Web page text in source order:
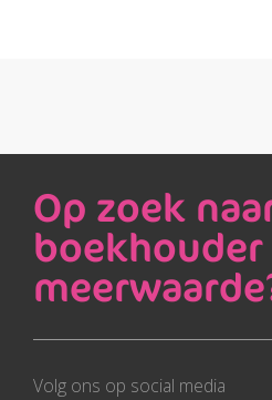
Op zoek
Volg ons op social media